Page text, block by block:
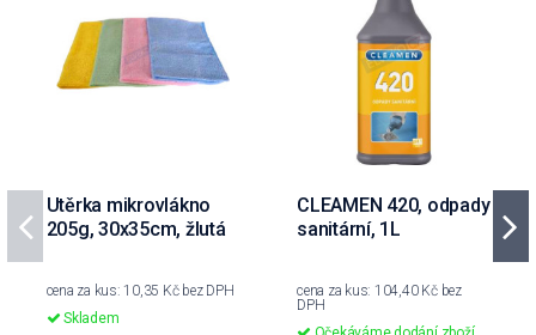
Utěrka mikrovlákno
205g, 30x35cm, žlutá
cena za kus: 10,35 Kč bez DPH
Skladem
CLEAMEN 420, odpady
sanitární, 1L
cena za kus: 104,40 Kč bez
DPH